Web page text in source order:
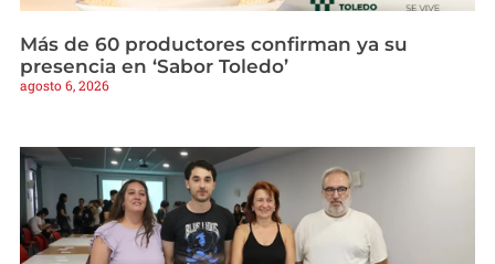
Más de 60 productores confirman ya su
presencia en ‘Sabor Toledo’
agosto 6, 2026